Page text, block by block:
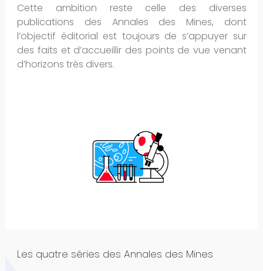
Cette ambition reste celle des diverses
publications des Annales des Mines, dont
l’objectif éditorial est toujours de s’appuyer sur
des faits et d’accueillir des points de vue venant
d’horizons très divers.
Les quatre séries des Annales des Mines